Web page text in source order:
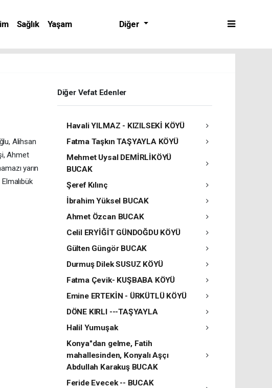
Sağlık
Yaşam
Diğer
Alihsan
Ahmet
yarın
Diğer Vefat Edenler
Havali YILMAZ - KIZILSEKİ KÖYÜ
Fatma Taşkın TAŞYAYLA KÖYÜ
Mehmet Uysal DEMİRLİKÖYÜ
BUCAK
Şeref Kılınç
İbrahim Yüksel BUCAK
Ahmet Özcan BUCAK
Celil ERYİĞİT GÜNDOĞDU KÖYÜ
Gülten Güngör BUCAK
Durmuş Dilek SUSUZ KÖYÜ
Fatma Çevik- KUŞBABA KÖYÜ
Emine ERTEKİN - ÜRKÜTLÜ KÖYÜ
DÖNE KIRLI ---TAŞYAYLA
Halil Yumuşak
Konya"dan gelme, Fatih
mahallesinden, Konyalı Aşçı
Abdullah Karakuş BUCAK
Feride Evecek -- BUCAK